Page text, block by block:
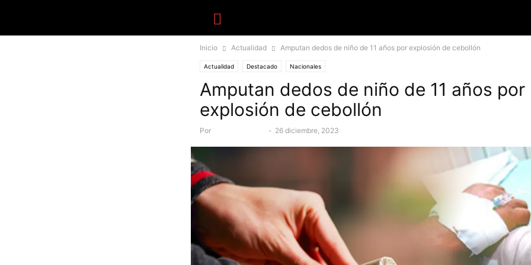
Inicio Actualidad Amputan dedos de niño de 11 años por explosión de cebollón
Actualidad Destacado Nacionales
Amputan dedos de niño de 11 años por
explosión de cebollón
Por - 26 diciembre, 2023